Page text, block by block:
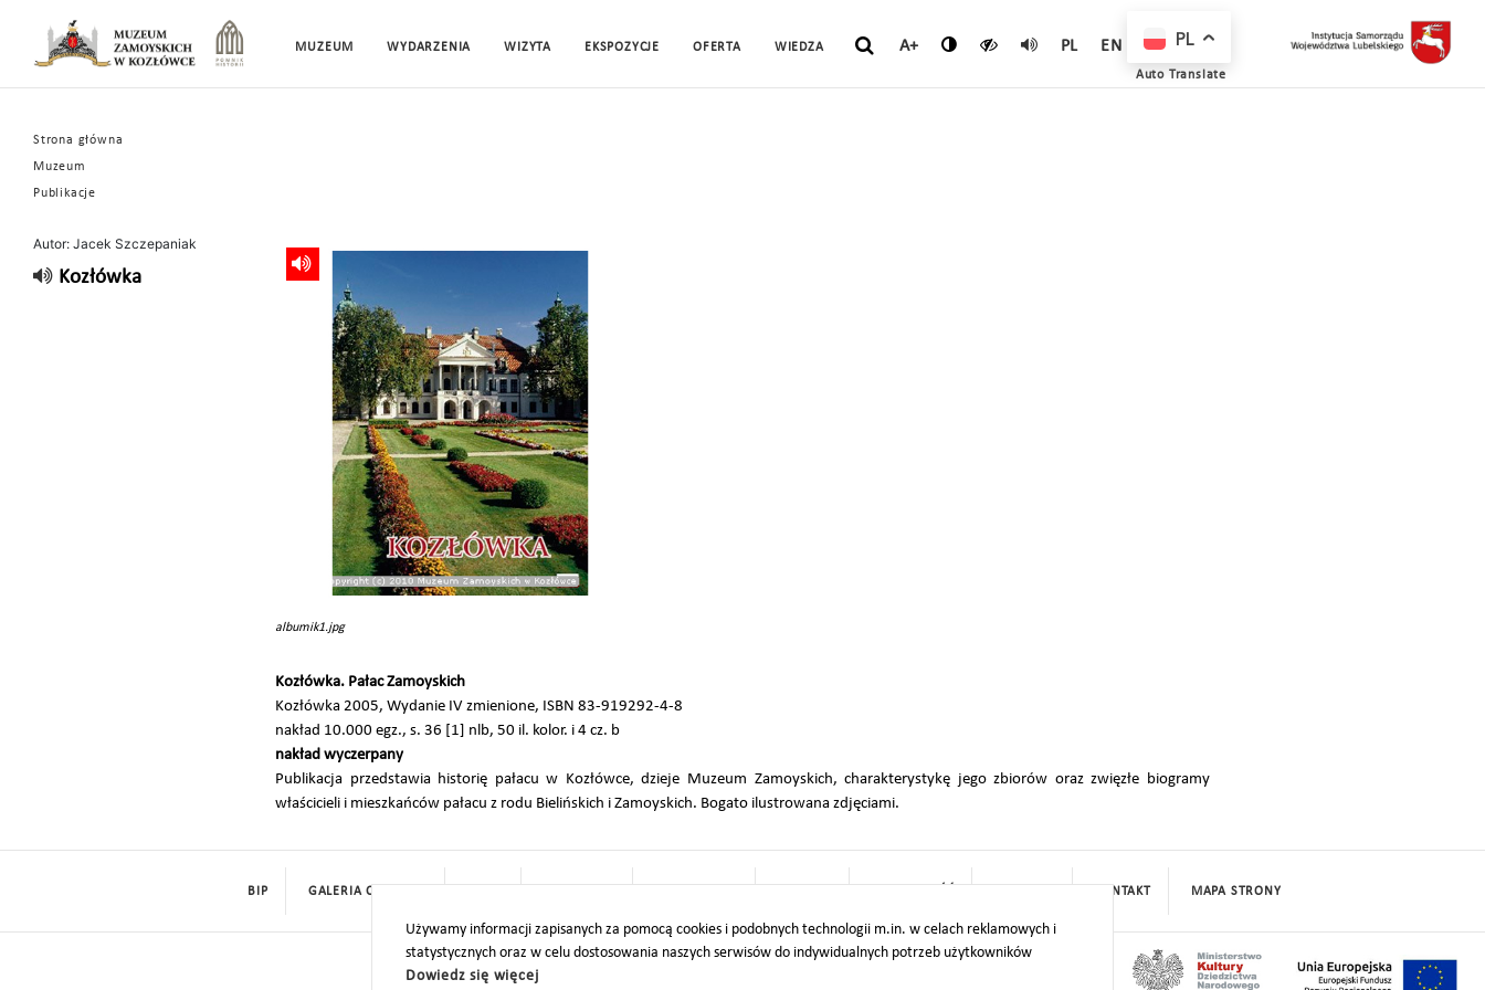
MUZEUM WYDARZENIA WIZYTA EKSPOZYCJE OFERTA WIEDZA A+ PL EN
Strona główna
Muzeum
Publikacje
Autor: Jacek Szczepaniak
Kozłówka
albumik1.jpg
Kozłówka. Pałac Zamoyskich
Kozłówka 2005, Wydanie IV zmienione, ISBN 83-919292-4-8
nakład 10.000 egz., s. 36 [1] nlb, 50 il. kolor. i 4 cz. b
nakład wyczerpany
Publikacja przedstawia historię pałacu w Kozłówce, dzieje Muzeum Zamoyskich, charakterystykę jego zbiorów oraz zwięzłe biogramy
właścicieli i mieszkańców pałacu z rodu Bielińskich i Zamoyskich. Bogato ilustrowana zdjęciami.
Używamy informacji zapisanych za pomocą cookies i podobnych technologii m.in. w celach reklamowych i
statystycznych oraz w celu dostosowania naszych serwisów do indywidualnych potrzeb użytkowników
Dowiedz się więcej
BIP GALERIA CYFROWA KONTAKT MAPA STRONY
PL
Auto Translate